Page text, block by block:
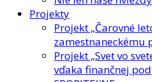
Projekty
Projekt „Čarovné
zamestnaneckému
Projekt „Svet vo
vďaka finančnej